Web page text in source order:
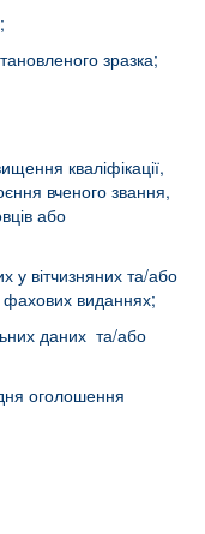
зразка;
кваліфікації,
вченого звання,
або
у вітчизняних та/або
виданнях;
даних та/або
оголошення